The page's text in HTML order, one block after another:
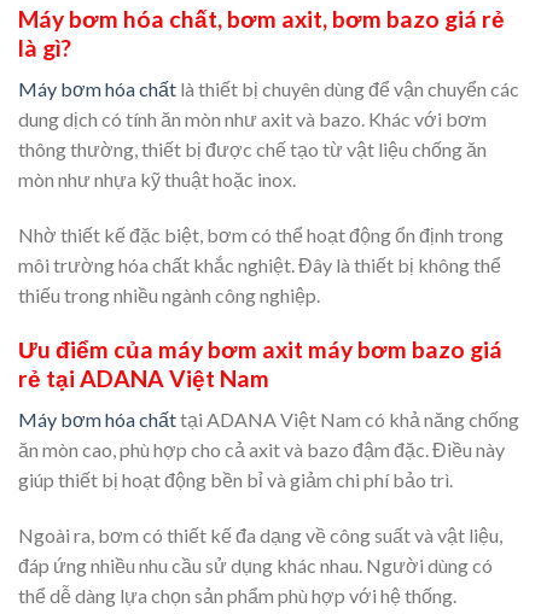
Máy bơm hóa chất, bơm axit, bơm bazo giá rẻ
là gì?
Máy bơm hóa chất là thiết bị chuyên dùng để vận chuyển các
dung dịch có tính ăn mòn như axit và bazo. Khác với bơm
thông thường, thiết bị được chế tạo từ vật liệu chống ăn
mòn như nhựa kỹ thuật hoặc inox.
Nhờ thiết kế đặc biệt, bơm có thể hoạt động ổn định trong
môi trường hóa chất khắc nghiệt. Đây là thiết bị không thể
thiếu trong nhiều ngành công nghiệp.
Ưu điểm của máy bơm axit máy bơm bazo giá
rẻ tại ADANA Việt Nam
Máy bơm hóa chấttại ADANA Việt Nam có khả năng chống
ăn mòn cao, phù hợp cho cả axit và bazo đậm đặc. Điều này
giúp thiết bị hoạt động bền bỉ và giảm chi phí bảo trì.
Ngoài ra, bơm có thiết kế đa dạng về công suất và vật liệu,
đáp ứng nhiều nhu cầu sử dụng khác nhau. Người dùng có
thể dễ dàng lựa chọn sản phẩm phù hợp với hệ thống.